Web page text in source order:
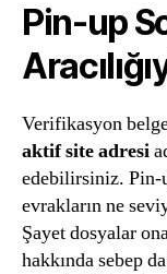
Pin-up
Verifikasyon
aktif site adresi
edebilirsiniz. Pin-
evrakların ne
Şayet dosyalar
hakkında sebep